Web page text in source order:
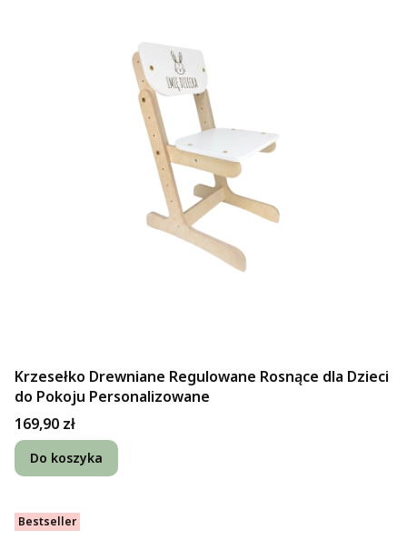
Krzesełko Drewniane Regulowane Rosnące dla Dzieci
do Pokoju Personalizowane
Cena
169,90 zł
Do koszyka
Bestseller